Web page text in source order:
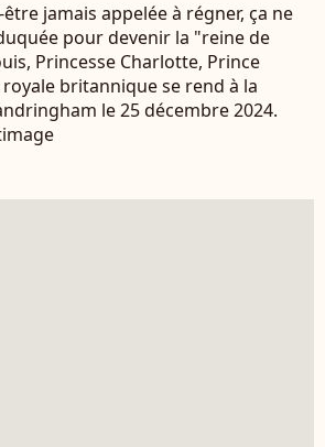
jamais appelée à régner, ça ne
pour devenir la "reine de
Princesse Charlotte, Prince
britannique se rend à la
le 25 décembre 2024.